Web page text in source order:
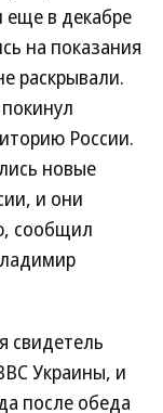
еще в декабре
на показания
раскрывали.
России.
новые
и они
сообщил
свидетель
Украины, и
после обеда